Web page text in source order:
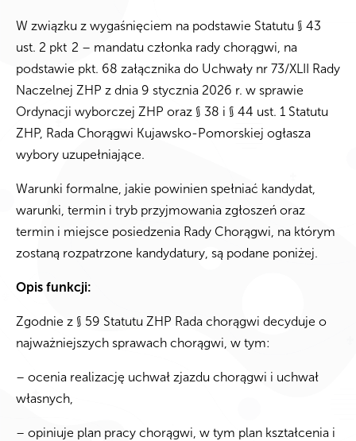
W związku z wygaśnięciem na podstawie Statutu § 43
ust. 2 pkt 2 – mandatu członka rady chorągwi, na
podstawie pkt. 68 załącznika do Uchwały nr 73/XLII Rady
Naczelnej ZHP z dnia 9 stycznia 2026 r. w sprawie
Ordynacji wyborczej ZHP oraz § 38 i § 44 ust. 1 Statutu
ZHP, Rada Chorągwi Kujawsko-Pomorskiej ogłasza
wybory uzupełniające.
Warunki formalne, jakie powinien spełniać kandydat,
warunki, termin i tryb przyjmowania zgłoszeń oraz
termin i miejsce posiedzenia Rady Chorągwi, na którym
zostaną rozpatrzone kandydatury, są podane poniżej.
Opis funkcji:
Zgodnie z § 59 Statutu ZHP Rada chorągwi decyduje o
najważniejszych sprawach chorągwi, w tym:
– ocenia realizację uchwał zjazdu chorągwi i uchwał
własnych,
– opiniuje plan pracy chorągwi, w tym plan kształcenia i